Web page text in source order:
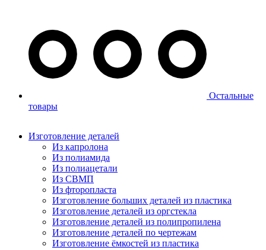
Остальные
товары
Изготовление деталей
Из капролона
Из полиамида
Из полиацетали
Из СВМП
Из фторопласта
Изготовление больших деталей из пластика
Изготовление деталей из оргстекла
Изготовление деталей из полипропилена
Изготовление деталей по чертежам
Изготовление ёмкостей из пластика